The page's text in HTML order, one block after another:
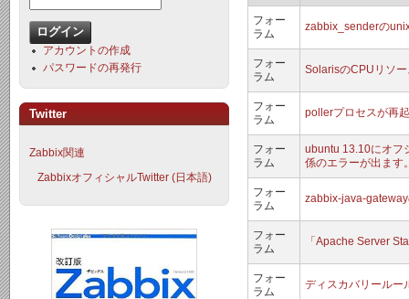
フォー
ラム
zabbix_senderの
フォー
ラム
SolarisのCPUリソ
フォー
ラム
pollerプロセスが再
フォー
ラム
ubuntu 13.10にオフ
係のエラーが出ます
フォー
ラム
zabbix-java-
フォー
ラム
「Apache Server
フォー
ラム
ディスカバリールー
アカウントの作成
パスワードの再発行
Twitter
Zabbix関連
ZabbixオフィシャルTwitter (日本語)